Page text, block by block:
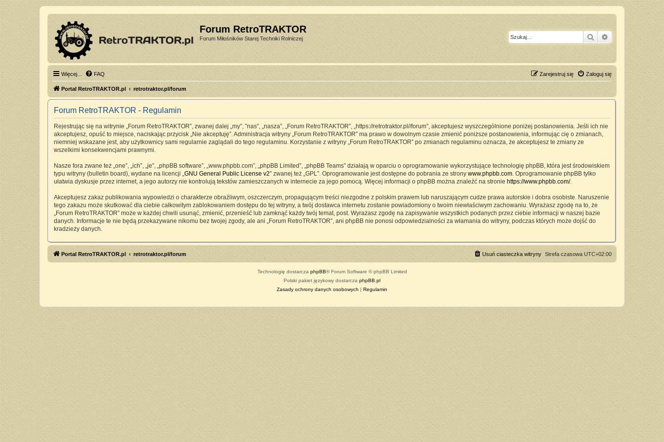
Forum RetroTRAKTOR
Forum Miłośników Starej Techniki Rolniczej Szukaj
Więcej… FAQ Zaloguj się
Zarejestruj się
Portal RetroTRAKTOR.pl retrotraktor.pl/forum
Forum RetroTRAKTOR - Regulamin
Rejestrując się na witrynie „Forum RetroTRAKTOR”, zwanej dalej „my”, ”nas”, „nasza”, „Forum RetroTRAKTOR”, „https://retrotraktor.pl//forum”, akceptujesz wyszczególnione poniżej postanowienia. Jeśli ich nie
akceptujesz, opuść to miejsce, naciskając przycisk „Nie akceptuję”. Administracja witryny „Forum RetroTRAKTOR” ma prawo w dowolnym czasie zmienić poniższe postanowienia, informując cię o zmianach,
niemniej wskazane jest, aby użytkownicy sami regularnie zaglądali do tego regulaminu. Korzystanie z witryny „Forum RetroTRAKTOR” po zmianach regulaminu oznacza, że akceptujesz te zmiany ze
wszelkimi konsekwencjami prawnymi.
Nasze fora zwane też „one”, „ich”, „je”, „phpBB software”, „www.phpbb.com”, „phpBB Limited”, „phpBB Teams” działają w oparciu o oprogramowanie wykorzystujące technologię phpBB, która jest środowiskiem
typu witryny (bulletin board), wydane na licencji „GNU General Public License v2” zwanej też „GPL”. Oprogramowanie jest dostępne do pobrania ze strony www.phpbb.com. Oprogramowanie phpBB tylko
ułatwia dyskusje przez internet, a jego autorzy nie kontrolują tekstów zamieszczanych w internecie za jego pomocą. Więcej informacji o phpBB można znaleźć na stronie https://www.phpbb.com/.
Akceptujesz zakaz publikowania wypowiedzi o charakterze obraźliwym, oszczerczym, propagującym treści niezgodne z polskim prawem lub naruszającym cudze prawa autorskie i dobra osobiste. Naruszenie
tego zakazu może skutkować dla ciebie całkowitym zablokowaniem dostępu do tej witryny, a twój dostawca internetu zostanie powiadomiony o twoim niewłaściwym zachowaniu. Wyrażasz zgodę na to, że
„Forum RetroTRAKTOR” może w każdej chwili usunąć, zmienić, przenieść lub zamknąć każdy twój temat, post. Wyrażasz zgodę na zapisywanie wszystkich podanych przez ciebie informacji w naszej bazie
danych. Informacje te nie będą przekazywane nikomu bez twojej zgody, ale ani „Forum RetroTRAKTOR”, ani phpBB nie ponosi odpowiedzialności za włamania do witryny, podczas których może dojść do
kradzieży danych.
Portal RetroTRAKTOR.pl retrotraktor.pl/forum Strefa czasowa UTC+02:00
Usuń ciasteczka witryny
Technologię dostarcza phpBB® Forum Software © phpBB Limited
Polski pakiet językowy dostarcza phpBB.pl
Zasady ochrony danych osobowych | Regulamin